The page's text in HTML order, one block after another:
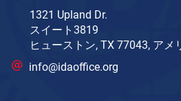
1321 Upland Dr.
スイート3819
ヒューストン, TX 77043, アメ
info@idaoffice.org